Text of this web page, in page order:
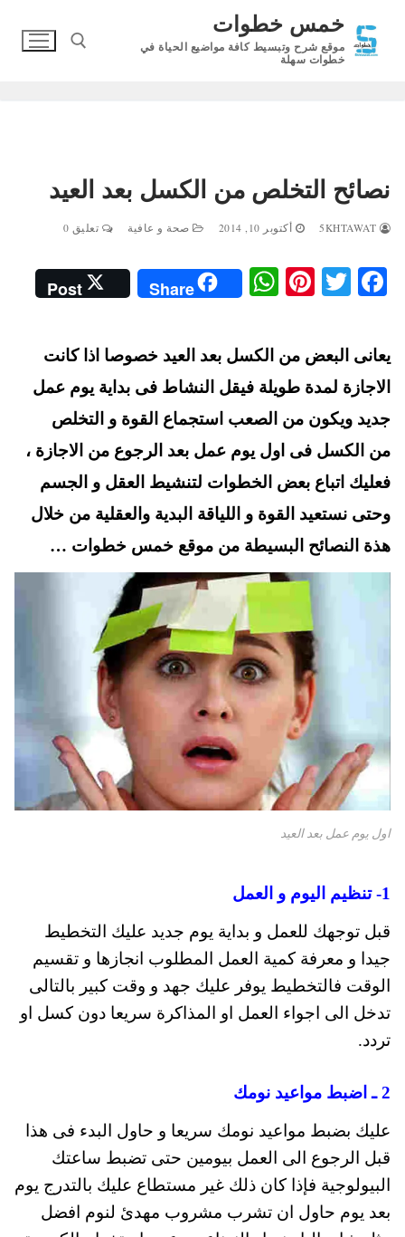
المحتوى
خمس خطوات
موقع شرح وتبسيط كافة مواضيع الحياة في
خطوات سهلة
نصائح التخلص من الكسل بعد العيد
أكتوبر 10, 2014 صحة و عافية تعليق 0
Fa
bo
ok
T
r
Pi
er
es
t
W
ha
ts
A
pp
Share
Post
يعانى البعض من الكسل بعد العيد خصوصا اذا كانت
الاجازة لمدة طويلة فيقل النشاط فى بداية يوم عمل
جديد ويكون من الصعب استجماع القوة و التخلص
من الكسل فى اول يوم عمل بعد الرجوع من الاجازة ،
فعليك اتباع بعض الخطوات لتنشيط العقل و الجسم
وحتى نستعيد القوة و اللياقة البدية والعقلية من خلال
هذة النصائح البسيطة من موقع خمس خطوات …
اول يوم عمل بعد العيد
1- تنظيم اليوم و العمل
قبل توجهك للعمل و بداية يوم جديد عليك التخطيط
جيدا و معرفة كمية العمل المطلوب انجازها و تقسيم
الوقت فالتخطيط يوفر عليك جهد و وقت كبير بالتالى
تدخل الى اجواء العمل او المذاكرة سريعا دون كسل او
تردد.
2 ـ اضبط مواعيد نومك
عليك بضبط مواعيد نومك سريعا و حاول البدء فى هذا
قبل الرجوع الى العمل بيومين حتى تضبط ساعتك
البيولوجية فإذا كان ذلك غير مستطاع عليك بالتدرج يوم
بعد يوم حاول ان تشرب مشروب مهدئ لنوم افضل